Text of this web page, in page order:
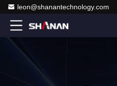
leon@shanantechnology.com